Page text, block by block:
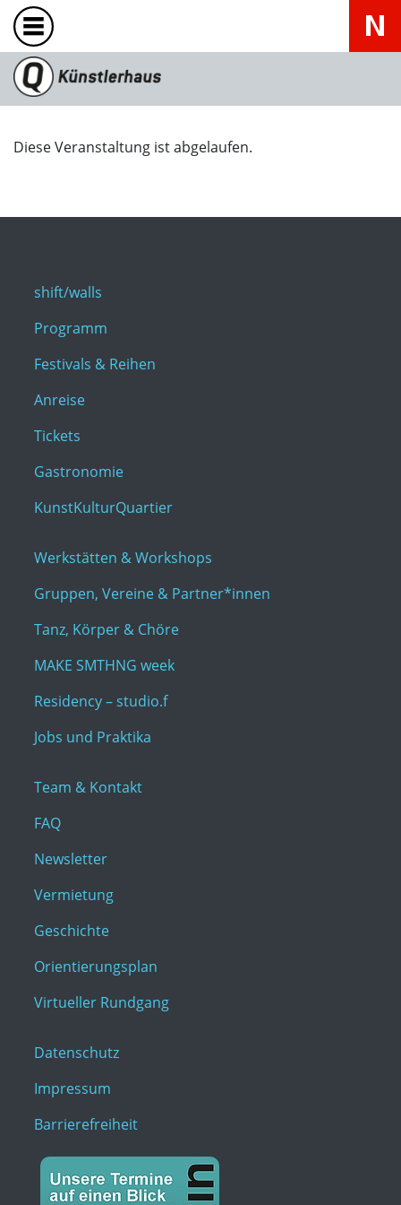
Diese Veranstaltung ist abgelaufen.
shift/walls
Programm
Festivals & Reihen
Anreise
Tickets
Gastronomie
KunstKulturQuartier
Werkstätten & Workshops
Gruppen, Vereine & Partner*innen
Tanz, Körper & Chöre
MAKE SMTHNG week
Residency – studio.f
Jobs und Praktika
Team & Kontakt
FAQ
Newsletter
Vermietung
Geschichte
Orientierungsplan
Virtueller Rundgang
Datenschutz
Impressum
Barrierefreiheit